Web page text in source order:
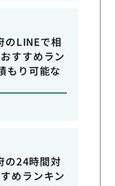
のLINEで相
すすめラン
もり可能な
の24時間対
めランキン